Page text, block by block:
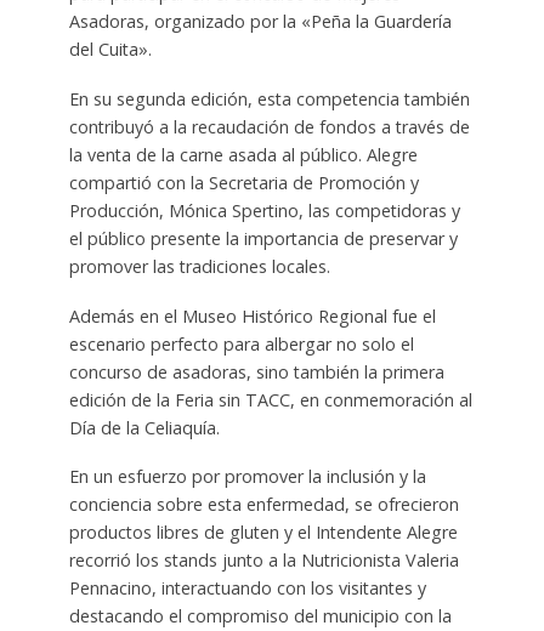
Asadoras, organizado por la «Peña la Guardería
del Cuita».
En su segunda edición, esta competencia también
contribuyó a la recaudación de fondos a través de
la venta de la carne asada al público. Alegre
compartió con la Secretaria de Promoción y
Producción, Mónica Spertino, las competidoras y
el público presente la importancia de preservar y
promover las tradiciones locales.
Además en el Museo Histórico Regional fue el
escenario perfecto para albergar no solo el
concurso de asadoras, sino también la primera
edición de la Feria sin TACC, en conmemoración al
Día de la Celiaquía.
En un esfuerzo por promover la inclusión y la
conciencia sobre esta enfermedad, se ofrecieron
productos libres de gluten y el Intendente Alegre
recorrió los stands junto a la Nutricionista Valeria
Pennacino, interactuando con los visitantes y
destacando el compromiso del municipio con la